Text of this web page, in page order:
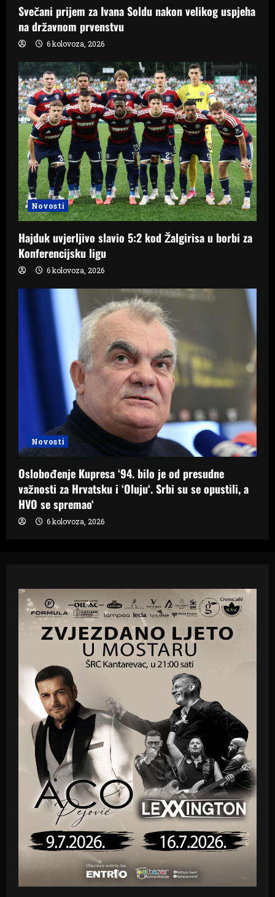
Svečani prijem za Ivana Soldu nakon velikog uspjeha
na državnom prvenstvu
6 kolovoza, 2026
Novosti
Hajduk uvjerljivo slavio 5:2 kod Žalgirisa u borbi za
Konferencijsku ligu
6 kolovoza, 2026
Novosti
Oslobođenje Kupresa ‘94. bilo je od presudne
važnosti za Hrvatsku i ‘Oluju‘. Srbi su se opustili, a
HVO se spremao‘
6 kolovoza, 2026